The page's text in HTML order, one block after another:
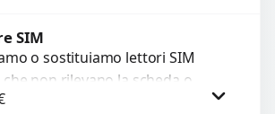
SIM
o sostituiamo lettori SIM
non rilevano la scheda o
il segnale. Utilizziamo